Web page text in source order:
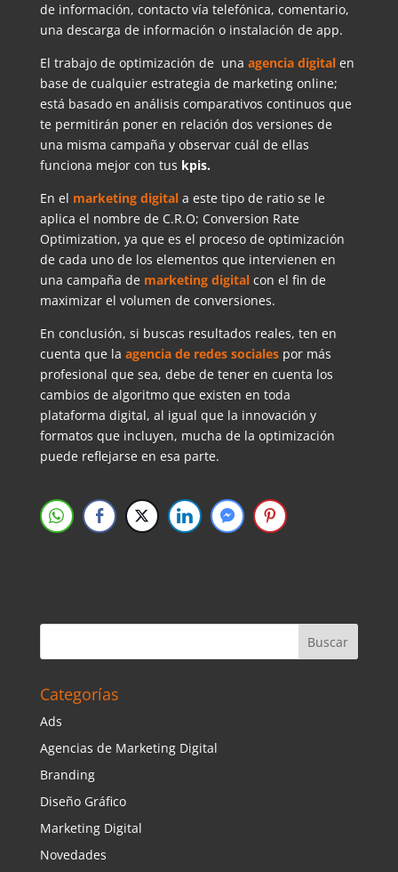
de información, contacto vía telefónica, comentario,
una descarga de información o instalación de app.
El trabajo de optimización de una agencia digitalen
base de cualquier estrategia de marketing online;
está basado en análisis comparativos continuos que
te permitirán poner en relación dos versiones de
una misma campaña y observar cuál de ellas
funciona mejor con tus kpis.
En el marketing digitala este tipo de ratio se le
aplica el nombre de C.R.O; Conversion Rate
Optimization, ya que es el proceso de optimización
de cada uno de los elementos que intervienen en
una campaña de marketing digitalcon el fin de
maximizar el volumen de conversiones.
En conclusión, si buscas resultados reales, ten en
cuenta que la agencia de redes socialespor más
profesional que sea, debe de tener en cuenta los
cambios de algoritmo que existen en toda
plataforma digital, al igual que la innovación y
formatos que incluyen, mucha de la optimización
puede reflejarse en esa parte.
Categorías
Ads
Agencias de Marketing Digital
Branding
Diseño Gráfico
Marketing Digital
Novedades